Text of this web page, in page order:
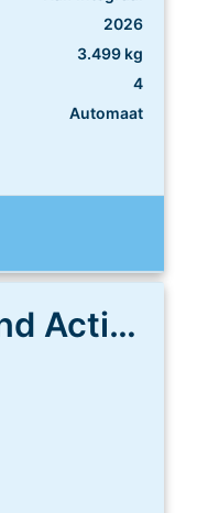
2026
3.499 kg
4
Automaat
Dethleffs Trend Active T 7057 EBL